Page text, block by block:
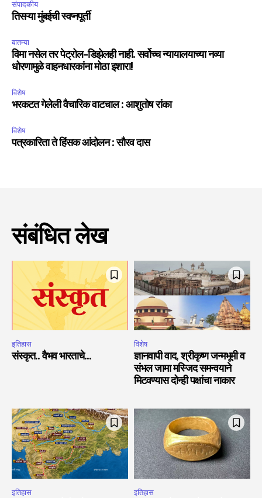
संपादकीय
तिसऱ्या मुंबईची स्वप्नपूर्ती
बातम्या
विमा नसेल तर पेट्रोल-डिझेलही नाही. सर्वोच्च न्यायालयाच्या नव्या
धोरणामुळे वाहनधारकांना मोठा इशारा!
विशेष
भरकटत गेलेली वैचारिक वाटचाल : आशुतोष रांका
विशेष
पत्रकारिता ते हिंसक आंदोलन : सौरव दास
संबंधित लेख
इतिहास
संस्कृत.. वैभव भारताचे…
विशेष
ज्ञानवापी वाद, श्रीकृष्ण जन्मभूमी व
संभल जामा मस्जिद समन्वयाने
मिटवण्यास दोन्ही पक्षांचा नाकार
इतिहास इतिहास